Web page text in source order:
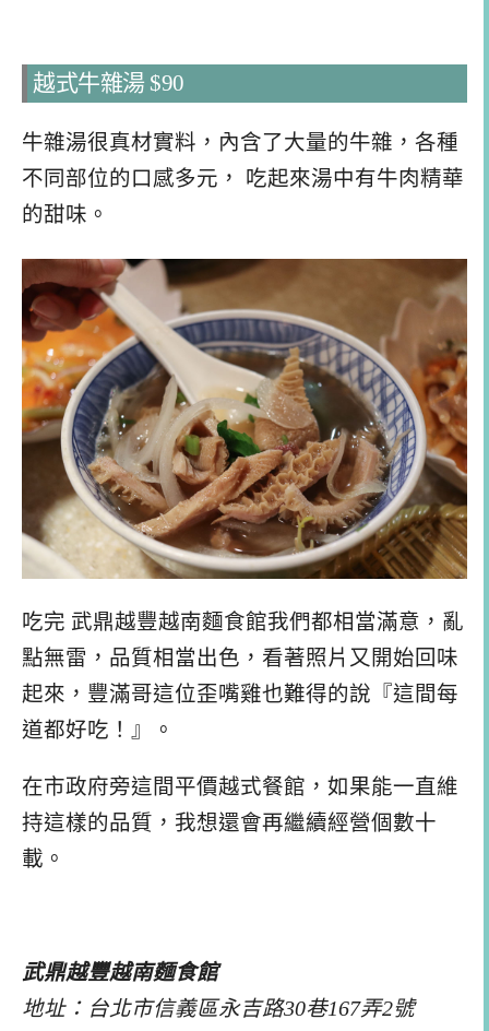
越式牛雜湯 $90
牛雜湯很真材實料，內含了大量的牛雜，各種
不同部位的口感多元， 吃起來湯中有牛肉精華
的甜味。
吃完 武鼎越豐越南麵食館我們都相當滿意，亂
點無雷，品質相當出色，看著照片又開始回味
起來，豐滿哥這位歪嘴雞也難得的說『這間每
道都好吃！』。
在市政府旁這間平價越式餐館，如果能一直維
持這樣的品質，我想還會再繼續經營個數十
載。
武鼎越豐越南麵食館
地址：台北市信義區永吉路30巷167弄2號